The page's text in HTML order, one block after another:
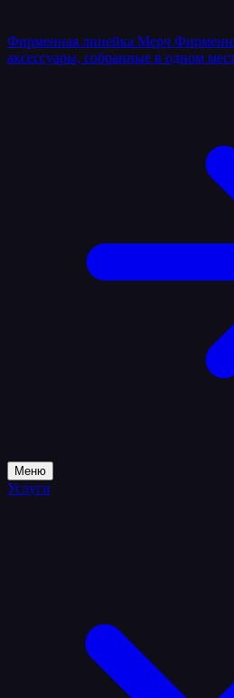
Фирменная линейка Мерч
аксессуары, собранные в одном
Меню
Услуги